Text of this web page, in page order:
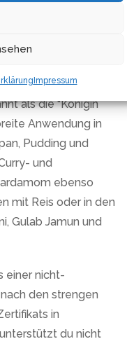
Impressum
bereits aus, um
schätzt Kardamom
als die “Königin
Anwendung in
Pudding und
und
ebenso
mit Reis oder in den
Gulab Jamun und
einer nicht-
den strengen
in
du nicht